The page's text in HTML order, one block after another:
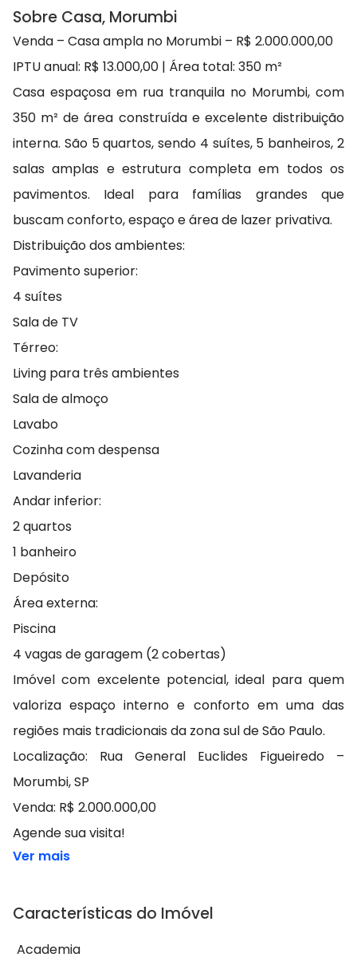
Sobre Casa, Morumbi
Venda – Casa ampla no Morumbi – R$ 2.000.000,00
IPTU anual: R$ 13.000,00 | Área total: 350 m²
Casa espaçosa em rua tranquila no Morumbi, com
350 m² de área construída e excelente distribuição
interna. São 5 quartos, sendo 4 suítes, 5 banheiros, 2
salas amplas e estrutura completa em todos os
pavimentos. Ideal para famílias grandes que
buscam conforto, espaço e área de lazer privativa.
Distribuição dos ambientes:
Pavimento superior:
4 suítes
Sala de TV
Térreo:
Living para três ambientes
Sala de almoço
Lavabo
Cozinha com despensa
Lavanderia
Andar inferior:
2 quartos
1 banheiro
Depósito
Área externa:
Piscina
4 vagas de garagem (2 cobertas)
Imóvel com excelente potencial, ideal para quem
valoriza espaço interno e conforto em uma das
regiões mais tradicionais da zona sul de São Paulo.
Localização: Rua General Euclides Figueiredo –
Morumbi, SP
Venda: R$ 2.000.000,00
Agende sua visita!
Ver mais
Características do Imóvel
Academia